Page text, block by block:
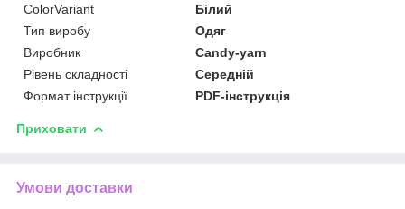
ColorVariant
Білий
Тип виробу
Одяг
Виробник
Candy-yarn
Рівень складності
Середній
Формат інструкції
PDF-інструкція
Приховати
Умови доставки